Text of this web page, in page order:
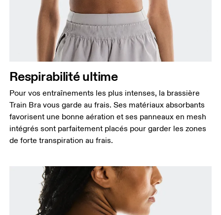
Respirabilité ultime
Pour vos entraînements les plus intenses, la brassière
Train Bra vous garde au frais. Ses matériaux absorbants
favorisent une bonne aération et ses panneaux en mesh
intégrés sont parfaitement placés pour garder les zones
de forte transpiration au frais.